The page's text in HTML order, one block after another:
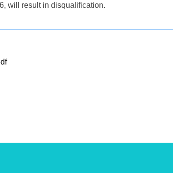
will result in disqualification.